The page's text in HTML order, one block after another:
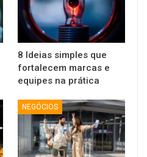
8 Ideias simples que
fortalecem marcas e
equipes na prática
NEGÓCIOS